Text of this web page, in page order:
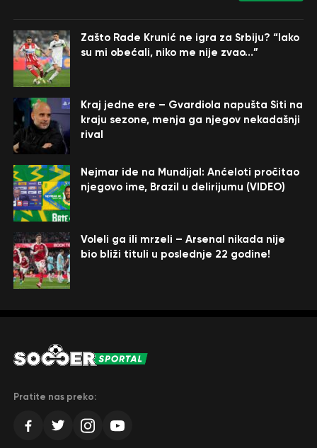
Zašto Rade Krunić ne igra za Srbiju? “Iako
su mi obećali, niko me nije zvao…”
Kraj jedne ere – Gvardiola napušta Siti na
kraju sezone, menja ga njegov nekadašnji
rival
Nejmar ide na Mundijal: Anćeloti pročitao
njegovo ime, Brazil u delirijumu (VIDEO)
Voleli ga ili mrzeli – Arsenal nikada nije
bio bliži tituli u poslednje 22 godine!
Pratite nas preko: